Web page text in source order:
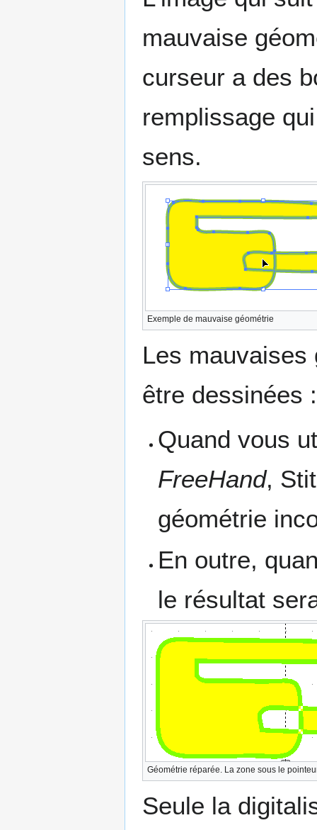
mauvaise
curseur a des
remplissage
sens.
Exemple de mauvaise géométrie
Les mauvaises
être dessinées :
Quand vous
FreeHand,
géométrie
En outre,
le résultat
Géométrie réparée. La zone sous le
Seule la